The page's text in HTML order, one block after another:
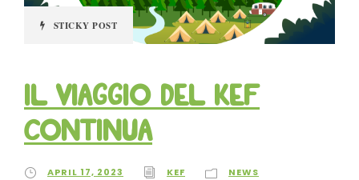
STICKY POST
IL VIAGGIO DEL KEF
CONTINUA
APRIL 17, 2023 KEF NEWS